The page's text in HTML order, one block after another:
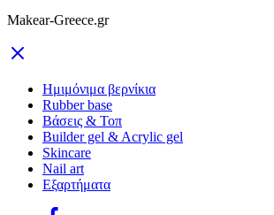
Makear-Greece.gr
Ημιμόνιμα βερνίκια
Rubber base
Βάσεις & Τοπ
Builder gel & Acrylic gel
Skincare
Nail art
Εξαρτήματα